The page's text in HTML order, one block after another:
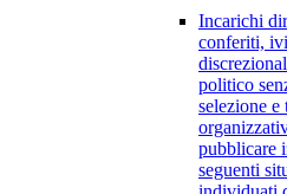
Incarichi
conferiti,
politico
selezione
pubblicare
seguenti